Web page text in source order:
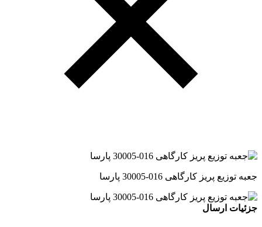
جعبه توزیع پریز کارگاهی 016-30005 پارسا
جزئیات ارسال